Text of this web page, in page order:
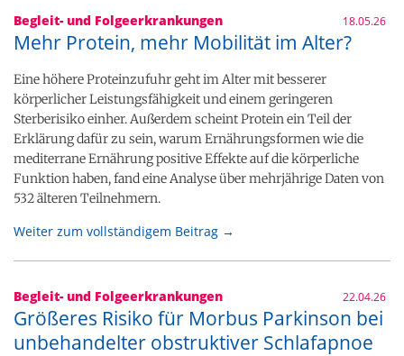
Begleit- und Folgeerkrankungen 18.05.26
Mehr Protein, mehr Mobilität im Alter?
Eine höhere Proteinzufuhr geht im Alter mit besserer
körperlicher Leistungsfähigkeit und einem geringeren
Sterberisiko einher. Außerdem scheint Protein ein Teil der
Erklärung dafür zu sein, warum Ernährungsformen wie die
mediterrane Ernährung positive Effekte auf die körperliche
Funktion haben, fand eine Analyse über mehrjährige Daten von
532 älteren Teilnehmern.
Weiter zum vollständigem Beitrag →
Begleit- und Folgeerkrankungen 22.04.26
Größeres Risiko für Morbus Parkinson bei
unbehandelter obstruktiver Schlafapnoe